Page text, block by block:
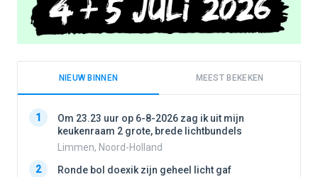
NIEUW BINNEN MEEST BEKEKEN
1
Om 23.23 uur op 6-8-2026 zag ik uit mijn
keukenraam 2 grote, brede lichtbundels
Limmen, Noord-Holland
2
Ronde bol doexik zijn geheel licht gaf